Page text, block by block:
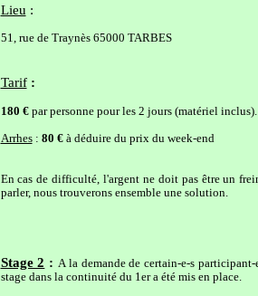
Lieu :
51, rue de Traynès 65000 TARBES
Tarif :
180 €par personne pour les 2 jours (matériel inclus).
Arrhes: 80 €à déduire du prix du week-end
En cas de difficulté, l'argent ne doit pas être un
parler, nous trouverons ensemble une solution.
Stage 2 : A la demande de certain-e-s
stage dans la continuité du 1er a été mis en place.